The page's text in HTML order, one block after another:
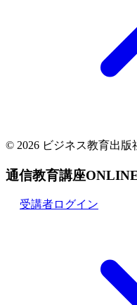
© 2026 ビジネス教育出版
通信教育講座
受講者ログイン